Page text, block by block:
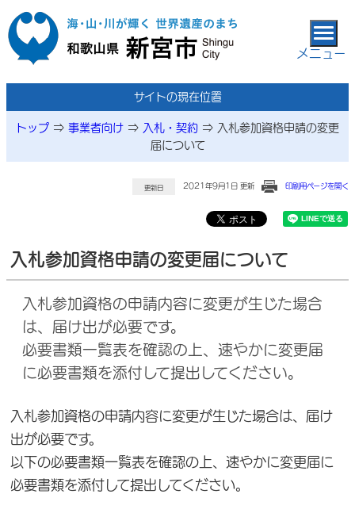
本文へ移動
メニュー
サイトの現在位置
トップ ⇒ 事業者向け ⇒ 入札・契約 ⇒ 入札参加資格申請の変更
届について
更新日 2021年9月1日 更新 印刷用ページを開く
入札参加資格申請の変更届について
入札参加資格の申請内容に変更が生じた場合
は、届け出が必要です。
必要書類一覧表を確認の上、速やかに変更届
に必要書類を添付して提出してください。
入札参加資格の申請内容に変更が生じた場合は、届け
出が必要です。
以下の必要書類一覧表を確認の上、速やかに変更届に
必要書類を添付して提出してください。